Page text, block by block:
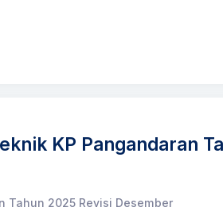
KP Pangandaran
Tahun 2025 Revisi Desember